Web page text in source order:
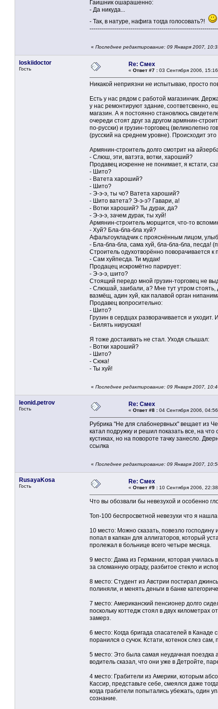
Гаишник ошарашенно:
- Да никуда...
- Так, в натуре, нафига тогда голосовать?!
« Последнее редактирование: 09 Января 2007,
loskiidoctor
Гость
Re: Смех
« Ответ #7 : 03 Сентября 2006,
Никакой неприязни не испытываю, просто
Есть у нас рядом с работой магазинчик.
у нас ремонтируют здание, соответсвенно,
магазин. А я постоянно становлюсь
очереди стоят друг за другом армянин-
по-русски) и грузин-торговец (великолепно
(русский на среднем уровне). Происходит
Армянин-строитель долго смотрит на
- Слюш, эти, ватэта, вотки, хароший?
Продавец искренне не понимает, я кстати,
- Шито?
- Ватета хароший?
- Шито?
- Э-э-э, ты чо? Ватета хароший?
- Шито ватета? Э-э-э? Гавари, а!
- Вотки хароший? Ты дурак, да?
- Э-э-э, зачем дурак, ты хуй!
Армянин-строитель морщится, что-то
- Хуй? Бла-бла-бла хуй?
Афальтоукладчик с прояснённым лицом,
- Бла-бла-бла, сама хуй, бла-бла-бла, песда!
Строитель одухотворённо поворачивается к
- Сам хуйпесда. Ти мудак!
Продацец искромётно парирует:
- Э-э-э, шито?
Стоящий передо мной грузин-торговец не
- Слюшай, заибали, а? Мне тут утром стоять,
вазмёщ, адин хуй, как палавой орган
Продавец вопросительно:
- Шито?
Грузин в сердцах разворачивается и уходит.
- Билять нируская!
Я тоже достаивать не стал. Уходя слышал:
- Вотки хароший?
- Шито?
- Сюка!
- Ты хуй!
« Последнее редактирование: 09 Января 2007,
leonid.petrov
Гость
Re: Смех
« Ответ #8 : 04 Сентября 2006,
Рубрика "Не для слабонервных" вещает из
катал подружку и решил показать все, на
кустиках, но на повороте тачку занесло.
ссылка
« Последнее редактирование: 09 Января 2007,
RusayaKosa
Гость
Re: Смех
« Ответ #9 : 10 Сентября 2006,
Что вы обозвали бы невезухой и особенно
Топ-100 беспросветной невезухи что я
10 место: Можно сказать, повезло
попал в капкан для аллигаторов, который
пролежал в больнице всего четыре месяца.
9 место: Дама из Германии, которая
за сломанную ограду, разбитое стекло и
8 место: Студент из Австрии постирал
полиняли, и менять деньги в банке
7 место: Американский пенсионер долго
поскольку коттедж стоял в двух
замерз.
6 место: Когда бригада спасателей в Канаде
поранился о сучок. Кстати, котенок слез
5 место: Это была самая неудачная поездка
водитель сказал, что они уже в Детройте,
4 место: Грабители из Америки, которым
Кассир, представьте себе, смеялся даже
когда грабители попытались убежать, один
сознание.